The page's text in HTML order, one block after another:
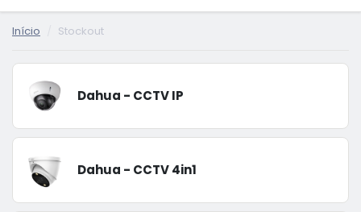
Início Stockout
Dahua - CCTV IP
Dahua - CCTV 4in1